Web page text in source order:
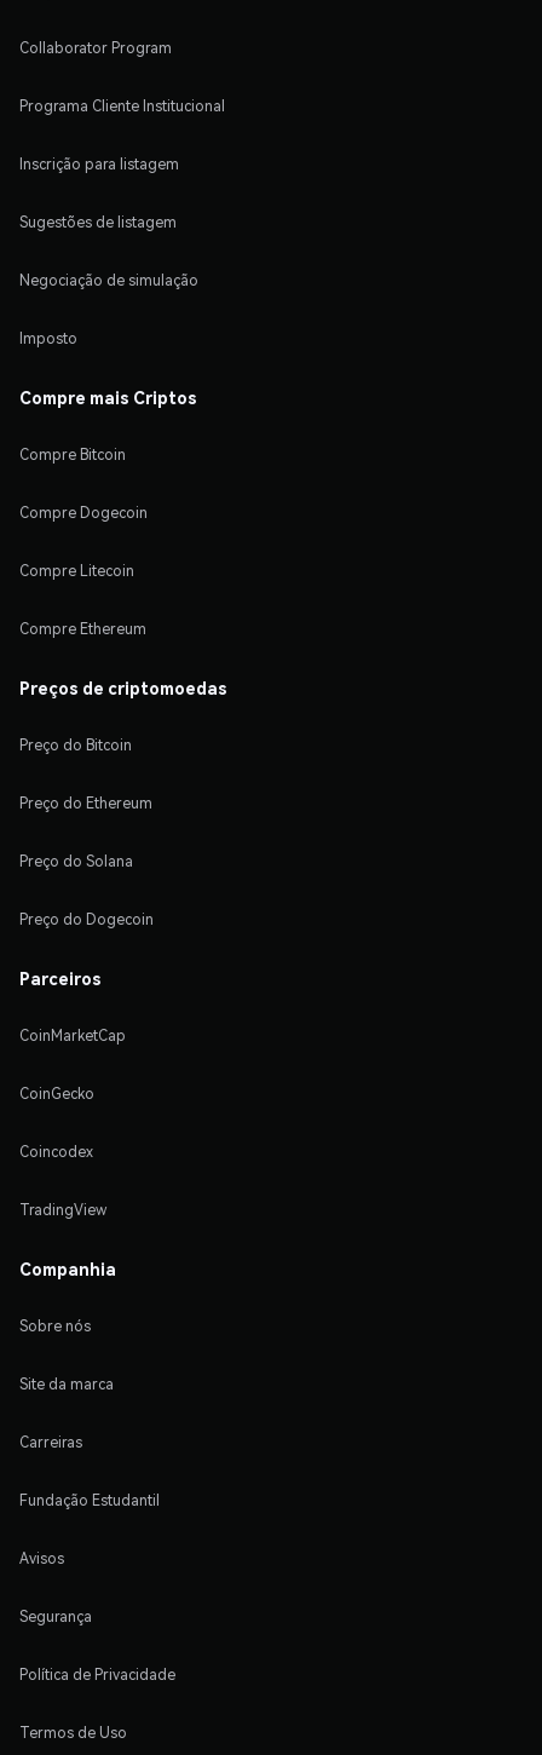
Collaborator Program
Programa Cliente Institucional
Inscrição para listagem
Sugestões de listagem
Negociação de simulação
Imposto
Compre mais Criptos
Compre Bitcoin
Compre Dogecoin
Compre Litecoin
Compre Ethereum
Preços de criptomoedas
Preço do Bitcoin
Preço do Ethereum
Preço do Solana
Preço do Dogecoin
Parceiros
CoinMarketCap
CoinGecko
Coincodex
TradingView
Companhia
Sobre nós
Site da marca
Carreiras
Fundação Estudantil
Avisos
Segurança
Política de Privacidade
Termos de Uso